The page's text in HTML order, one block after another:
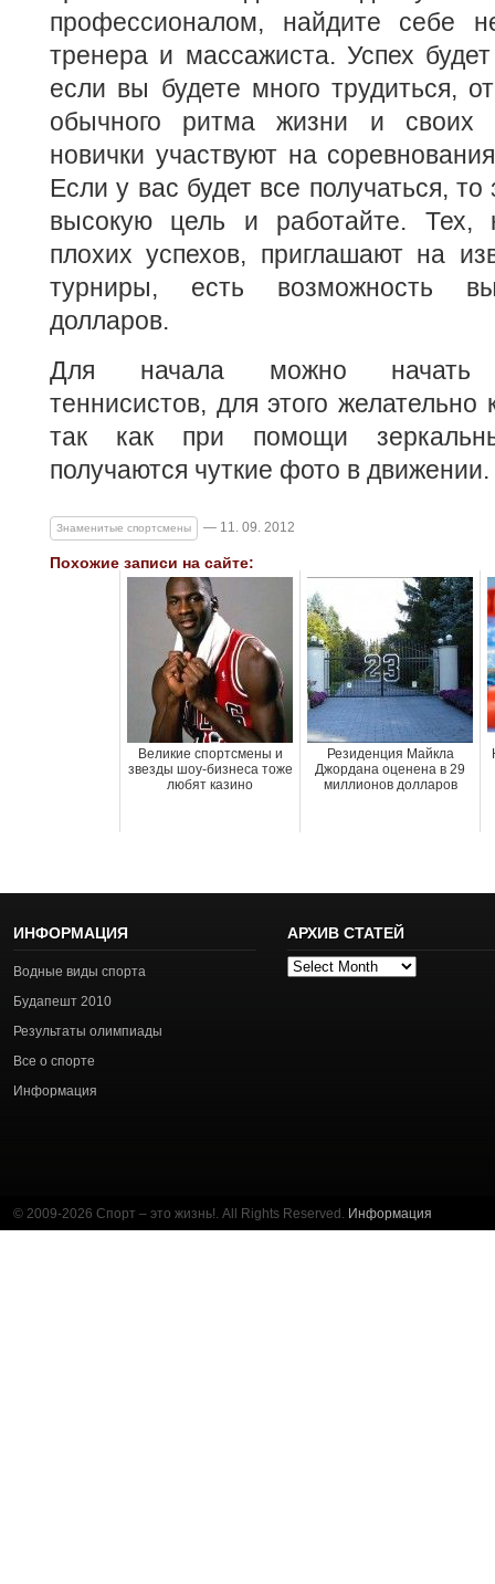
профессионалом, найдите себе
тренера и массажиста. Успех
если вы будете много трудиться,
обычного ритма жизни и своих
новички участвуют на
Если у вас будет все получаться,
высокую цель и работайте. Тех,
плохих успехов, приглашают на
турниры, есть возможность
долларов.
Для начала можно начать
теннисистов, для этого желательно
так как при помощи
получаются чуткие фото в движении.
Знаменитые спортсмены — 11. 09. 2012
Похожие записи на сайте:
Великие спортсмены и
звезды шоу-бизнеса тоже
любят казино
Резиденция Майкла
Джордана оценена в 29
миллионов долларов
ИНФОРМАЦИЯ
Водные виды спорта
Будапешт 2010
Результаты олимпиады
Все о спорте
Информация
АРХИВ СТАТЕЙ
Архив
© 2009-2026 Спорт – это жизнь!. All Rights Reserved. Информация